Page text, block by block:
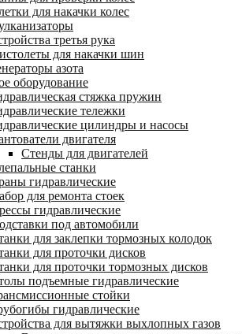
для накачки колес
третья рука
для накачки шин
азота
оборудование
стяжка пружин
тележки
цилиндры и насосы
двигателя
Стенды для двигателей
станки
гидравлические
для ремонта стоек
гидравлические
под автомобили
для заклепки тормозных колодок
для проточки дисков
для проточки тормозных дисков
подъемные гидравлические
стойки
гидравлические
для вытяжки выхлопных газов